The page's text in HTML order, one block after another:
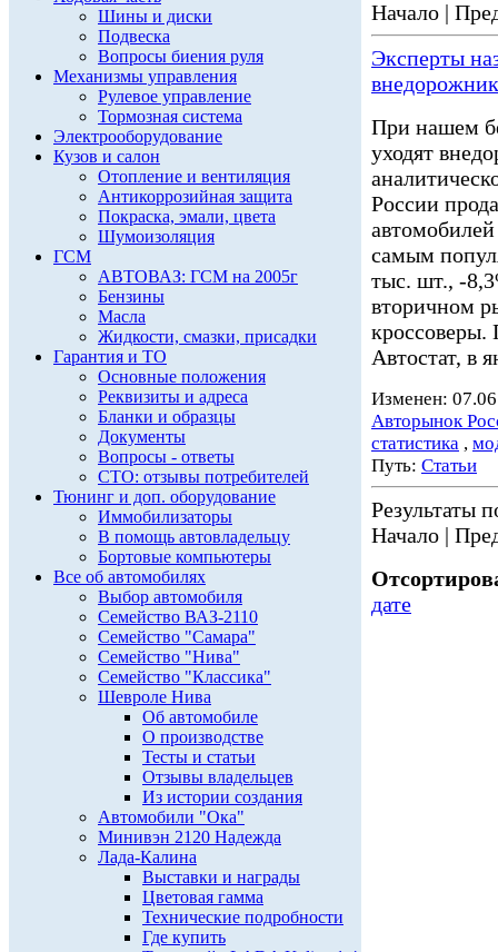
Шины и диски
Подвеска
Вопросы биения руля
Механизмы управления
Рулевое управление
Тормозная система
Электрооборудование
Кузов и салон
Отопление и вентиляция
Антикоррозийная защита
Покраска, эмали, цвета
Шумоизоляция
ГСМ
АВТОВАЗ: ГСМ на 2005г
Бензины
Масла
Жидкости, смазки, присадки
Гарантия и ТО
Основные положения
Реквизиты и адреса
Бланки и образцы
Документы
Вопросы - ответы
СТО: отзывы потребителей
Тюнинг и доп. оборудование
Иммобилизаторы
В помощь автовладельцу
Бортовые компьютеры
Все об автомобилях
Выбор автомобиля
Семейство ВАЗ-2110
Семейство "Самара"
Семейство "Нива"
Семейство "Классика"
Шевроле Нива
Об автомобиле
О производстве
Тесты и статьи
Отзывы владельцев
Из истории создания
Автомобили "Ока"
Минивэн 2120 Надежда
Лада-Калина
Выставки и награды
Цветовая гамма
Технические подробности
Где купить
Начало |
Эксперты
При нашем
уходят
России
самым
тыс. шт., -
вторичном
кроссоверы.
Автостат, в
Изменен:
Авторынок
статистика ,
Путь: Статьи
Результаты
Начало |
дате